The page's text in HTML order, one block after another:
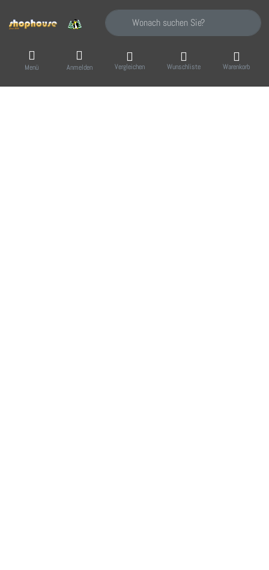
Geben Sie einen Suchbegriff ein. Während
Menü Anmelden Vergleichen Wunschliste Warenkorb